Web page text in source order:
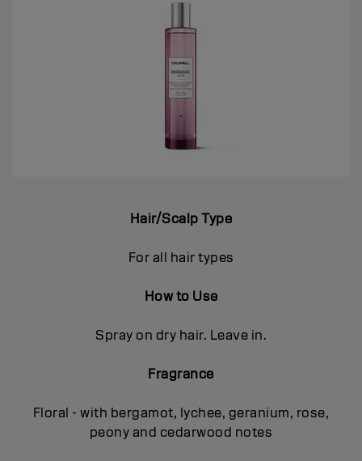
Hair/Scalp Type
For all hair types
How to Use
Spray on dry hair. Leave in.
Fragrance
Floral - with bergamot, lychee, geranium, rose,
peony and cedarwood notes